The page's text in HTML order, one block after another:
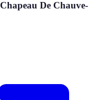
De Chauve-